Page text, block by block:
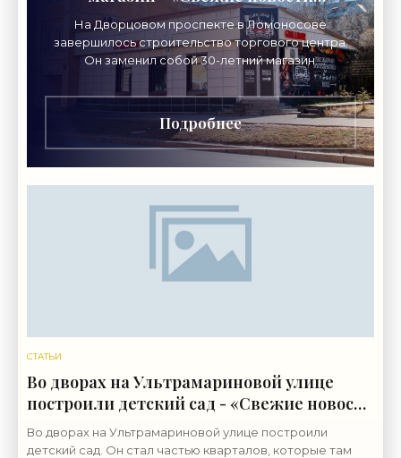
строительства»
На Дворцовом проспекте в Ломоносове
завершилось строительство торгового центра.
Он заменил собой 30-летний магазин.
Одноэтажное кирпичное здание на Дворцовом
проспекте, 16а, было построено
Подробнее
СТАТЬИ
Во дворах на Ультрамариновой улице
построили детский сад - «Свежие новости
строительства»
Во дворах на Ультрамариновой улице построили
детский сад. Он стал частью кварталов, которые там